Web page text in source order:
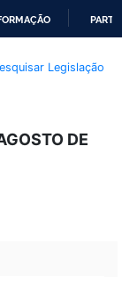
Legislação
DE